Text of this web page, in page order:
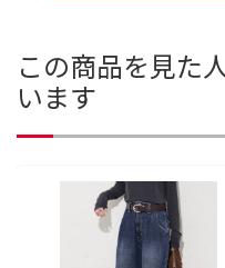
この商品を見た
います